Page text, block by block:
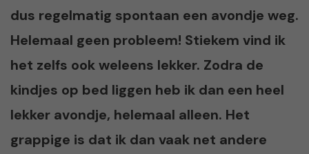
dus regelmatig spontaan een avondje weg.
Helemaal geen probleem! Stiekem vind ik
het zelfs ook weleens lekker. Zodra de
kindjes op bed liggen heb ik dan een heel
lekker avondje, helemaal alleen. Het
grappige is dat ik dan vaak net andere